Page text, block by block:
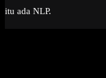
itu ada NLP.